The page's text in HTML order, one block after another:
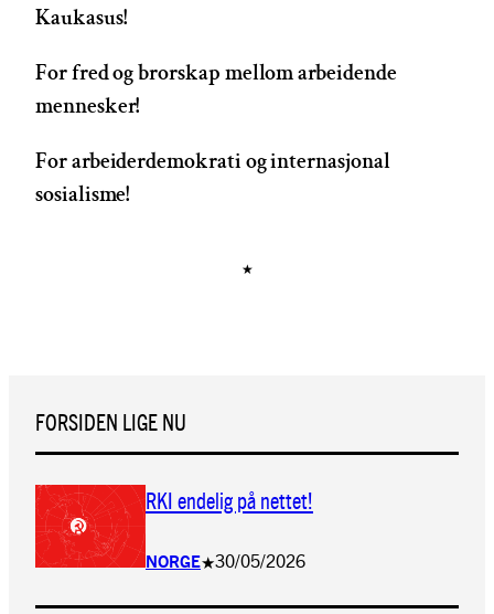
Kaukasus!
For fred og brorskap mellom arbeidende
mennesker!
For arbeiderdemokrati og internasjonal
sosialisme!
★
FORSIDEN LIGE NU
RKI endelig på nettet!
NORGE★30/05/2026